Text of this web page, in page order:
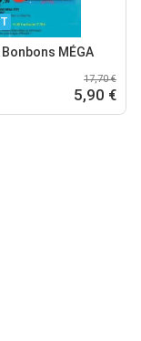
Bonbons MÉGA
17,70 €
5,90 €